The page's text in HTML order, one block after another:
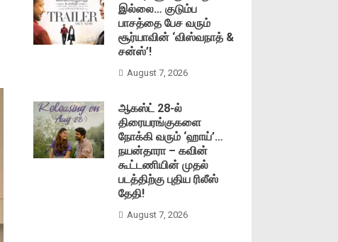
இல்லை… குடும்ப
பாசத்தை பேச வரும்
சூர்யாவின் ‘விஸ்வநாத் &
சன்ஸ்’!
August 7, 2026
ஆகஸ்ட் 28-ல்
திரையரங்குகளை
நோக்கி வரும் ‘ஹாய்’…
நயன்தாரா – கவின்
கூட்டணியின் முதல்
படத்திற்கு புதிய ரிலீஸ்
தேதி!
August 7, 2026